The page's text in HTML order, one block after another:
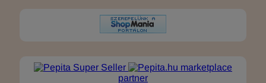
marketplace
partner